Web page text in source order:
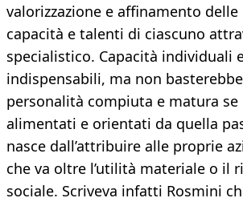
valorizzazione e affinamento
capacità e talenti di ciascuno
specialistico. Capacità individuali
indispensabili, ma non
personalità compiuta e matura se
alimentati e orientati da quella
nasce dall’attribuire alle proprie
che va oltre l’utilità materiale o il
sociale. Scriveva infatti Rosmini